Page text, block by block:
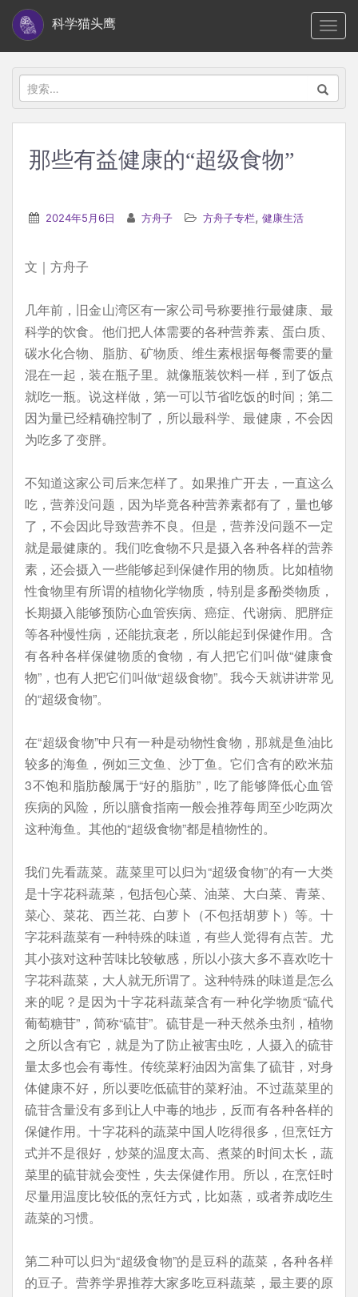
i
科学猫头鹰
搜
索：
那些有益健康的“超级食物”
2024年5月6日 方舟子 方舟子专栏, 健康生活
文｜方舟子
几年前，旧金山湾区有一家公司号称要推行最健康、最
科学的饮食。他们把人体需要的各种营养素、蛋白质、
碳水化合物、脂肪、矿物质、维生素根据每餐需要的量
混在一起，装在瓶子里。就像瓶装饮料一样，到了饭点
就吃一瓶。说这样做，第一可以节省吃饭的时间；第二
因为量已经精确控制了，所以最科学、最健康，不会因
为吃多了变胖。
不知道这家公司后来怎样了。如果推广开去，一直这么
吃，营养没问题，因为毕竟各种营养素都有了，量也够
了，不会因此导致营养不良。但是，营养没问题不一定
就是最健康的。我们吃食物不只是摄入各种各样的营养
素，还会摄入一些能够起到保健作用的物质。比如植物
性食物里有所谓的植物化学物质，特别是多酚类物质，
长期摄入能够预防心血管疾病、癌症、代谢病、肥胖症
等各种慢性病，还能抗衰老，所以能起到保健作用。含
有各种各样保健物质的食物，有人把它们叫做“健康食
物”，也有人把它们叫做“超级食物”。我今天就讲讲常见
的“超级食物”。
在“超级食物”中只有一种是动物性食物，那就是鱼油比
较多的海鱼，例如三文鱼、沙丁鱼。它们含有的欧米茄
3不饱和脂肪酸属于“好的脂肪”，吃了能够降低心血管
疾病的风险，所以膳食指南一般会推荐每周至少吃两次
这种海鱼。其他的“超级食物”都是植物性的。
我们先看蔬菜。蔬菜里可以归为“超级食物”的有一大类
是十字花科蔬菜，包括包心菜、油菜、大白菜、青菜、
菜心、菜花、西兰花、白萝卜（不包括胡萝卜）等。十
字花科蔬菜有一种特殊的味道，有些人觉得有点苦。尤
其小孩对这种苦味比较敏感，所以小孩大多不喜欢吃十
字花科蔬菜，大人就无所谓了。这种特殊的味道是怎么
来的呢？是因为十字花科蔬菜含有一种化学物质“硫代
葡萄糖苷”，简称“硫苷”。硫苷是一种天然杀虫剂，植物
之所以含有它，就是为了防止被害虫吃，人摄入的硫苷
量太多也会有毒性。传统菜籽油因为富集了硫苷，对身
体健康不好，所以要吃低硫苷的菜籽油。不过蔬菜里的
硫苷含量没有多到让人中毒的地步，反而有各种各样的
保健作用。十字花科的蔬菜中国人吃得很多，但烹饪方
式并不是很好，炒菜的温度太高、煮菜的时间太长，蔬
菜里的硫苷就会变性，失去保健作用。所以，在烹饪时
尽量用温度比较低的烹饪方式，比如蒸，或者养成吃生
蔬菜的习惯。
第二种可以归为“超级食物”的是豆科的蔬菜，各种各样
的豆子。营养学界推荐大家多吃豆科蔬菜，最主要的原